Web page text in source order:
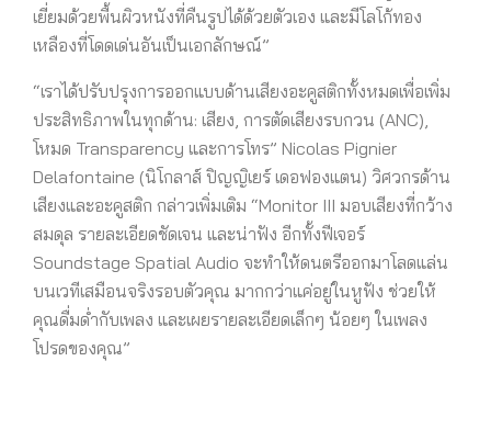
เยี่ยมด้วยพื้นผิวหนังที่คืนรูปได้ด้วยตัวเอง และมีโลโก้ทอง
เหลืองที่โดดเด่นอันเป็นเอกลักษณ์”
“เราได้ปรับปรุงการออกแบบด้านเสียงอะคูสติกทั้งหมดเพื่อเพิ่ม
ประสิทธิภาพในทุกด้าน: เสียง, การตัดเสียงรบกวน (ANC),
โหมด Transparency และการโทร” Nicolas Pignier
Delafontaine (นิโกลาส์ ปิญญิเยร์ เดอฟองแตน) วิศวกรด้าน
เสียงและอะคูสติก กล่าวเพิ่มเติม “Monitor III มอบเสียงที่กว้าง
สมดุล รายละเอียดชัดเจน และน่าฟัง อีกทั้งฟีเจอร์
Soundstage Spatial Audio จะทำให้ดนตรีออกมาโลดแล่น
บนเวทีเสมือนจริงรอบตัวคุณ มากกว่าแค่อยู่ในหูฟัง ช่วยให้
คุณดื่มด่ำกับเพลง และเผยรายละเอียดเล็กๆ น้อยๆ ในเพลง
โปรดของคุณ”